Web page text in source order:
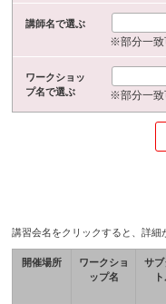
講師名で選ぶ
※部分一致
ワークショッ
プ名で選ぶ
※部分一致
講習会名をクリックすると、詳細
開催場所
ワークショ
ップ名
サブ